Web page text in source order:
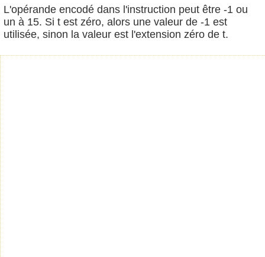
L'opérande encodé dans l'instruction peut être -1 ou
un à 15. Si t est zéro, alors une valeur de -1 est
utilisée, sinon la valeur est l'extension zéro de t.